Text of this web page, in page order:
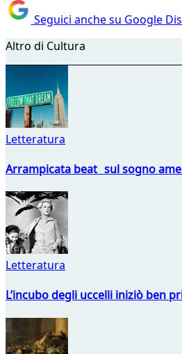
Seguici anche su Google
Altro di Cultura
Letteratura
Arrampicata beat sul sogno
Letteratura
L’incubo degli uccelli iniziò ben